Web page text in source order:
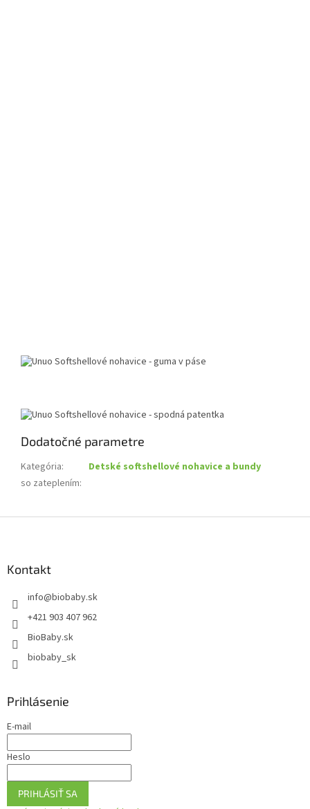
Dodatočné parametre
Kategória:
Detské softshellové nohavice a bundy
so zateplením:
Kontakt
info@biobaby.sk
+421 903 407 962
BioBaby.sk
biobaby_sk
Prihlásenie
E-mail
Heslo
PRIHLÁSIŤ SA